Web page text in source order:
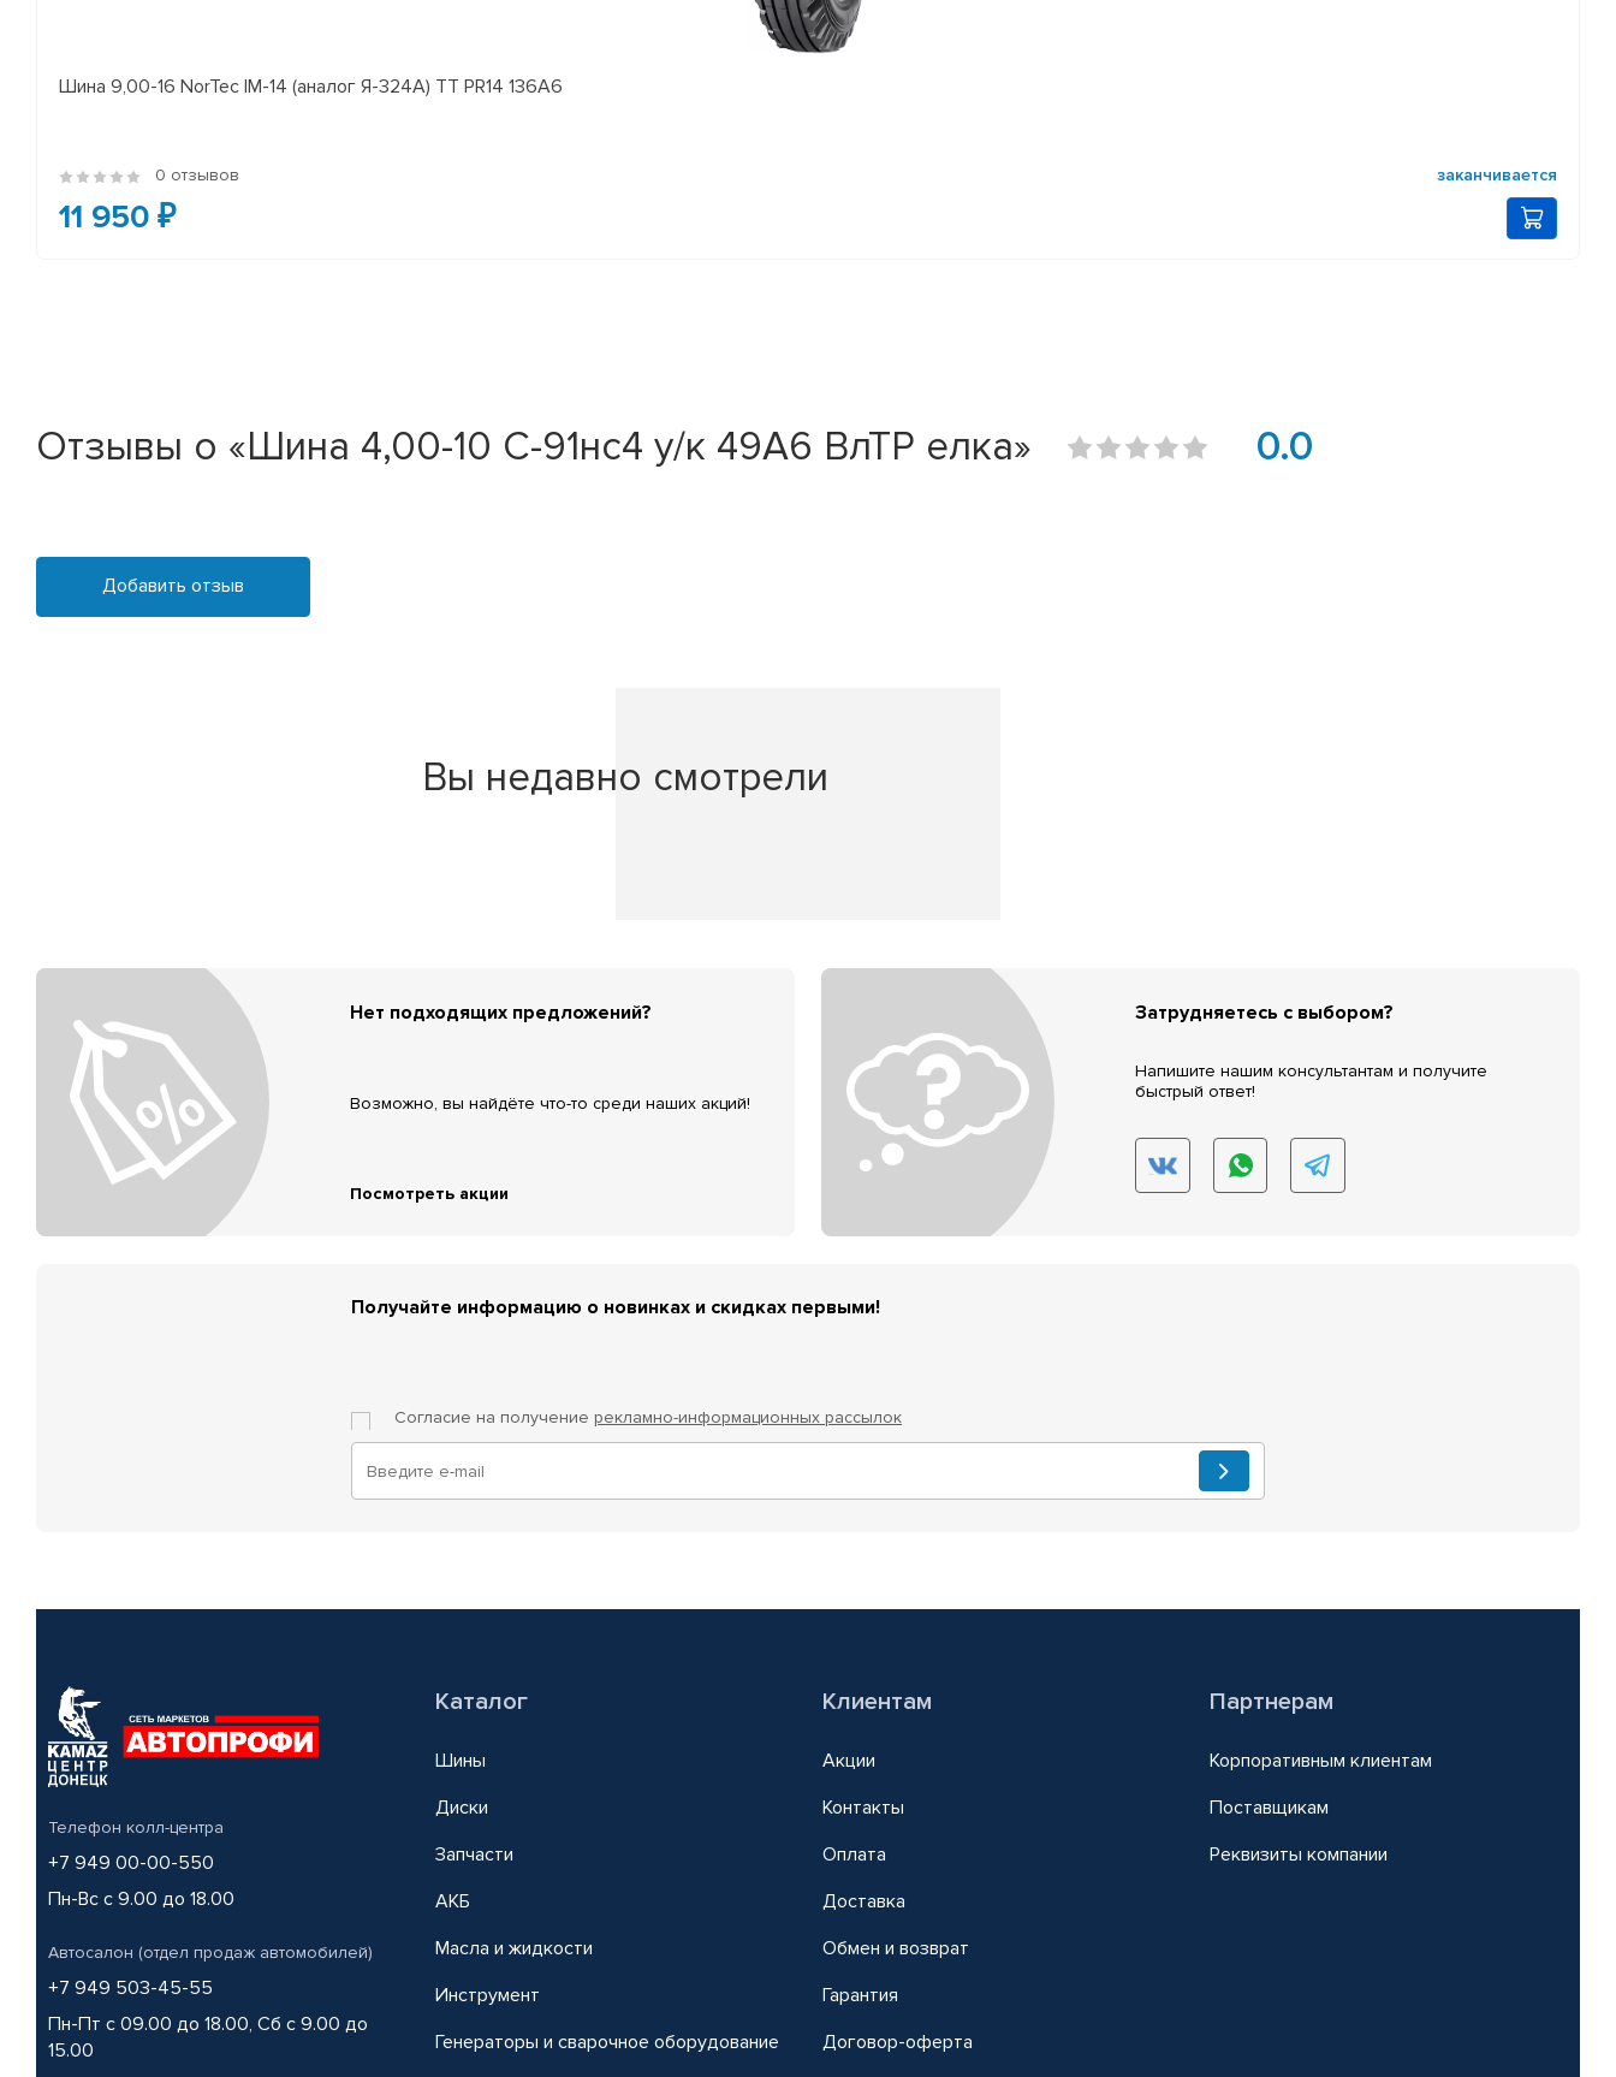
Шина 9,00-16 NorTec IM-14 (аналог Я-324А) ТТ PR14 136А6
0 отзывов заканчивается
11 950 ₽
Отзывы о «Шина 4,00-10 С-91нс4 у/к 49A6 ВлТР елка» 0.0
Добавить отзыв
Вы недавно смотрели
Нет подходящих предложений?
Возможно, вы найдёте что-то среди наших акций!
Посмотреть акции
Затрудняетесь с выбором?
Напишите нашим консультантам и получите
быстрый ответ!
Получайте информацию о новинках и скидках первыми!
Согласие на получение рекламно-информационных рассылок
Телефон колл-центра
+7 949 00-00-550
Пн-Вс с 9.00 до 18.00
Автосалон (отдел продаж автомобилей)
+7 949 503-45-55
Пн-Пт с 09.00 до 18.00, Сб с 9.00 до
15.00
Каталог
Шины
Диски
Запчасти
АКБ
Масла и жидкости
Инструмент
Генераторы и сварочное оборудование
Клиентам
Акции
Контакты
Оплата
Доставка
Обмен и возврат
Гарантия
Договор-оферта
Партнерам
Корпоративным клиентам
Поставщикам
Реквизиты компании